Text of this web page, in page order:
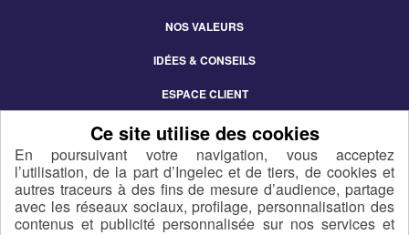
En poursuivant votre navigation, vous acceptez
l’utilisation, de la part d’Ingelec et de tiers, de cookies et
autres traceurs à des fins de mesure d’audience, partage
avec les réseaux sociaux, profilage, personnalisation des
contenus et publicité personnalisée sur nos services et
NOS VALEURS
IDÉES & CONSEILS
ESPACE CLIENT
CONTACT